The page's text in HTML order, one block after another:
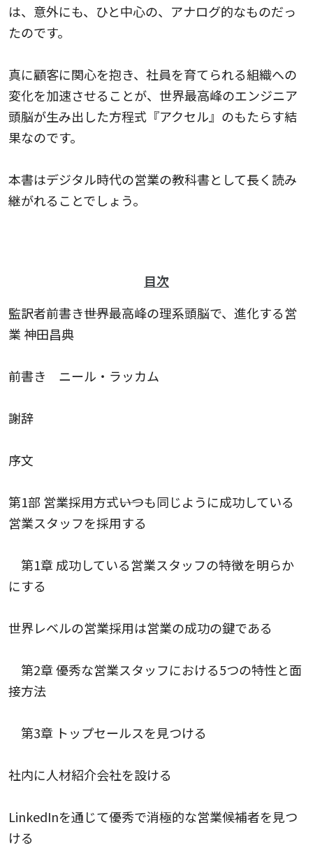
は、意外にも、ひと中心の、アナログ的なものだっ
たのです。
真に顧客に関心を抱き、社員を育てられる組織への
変化を加速させることが、世界最高峰のエンジニア
頭脳が生み出した方程式『アクセル』のもたらす結
果なのです。
本書はデジタル時代の営業の教科書として長く読み
継がれることでしょう。
目次
監訳者前書き――世界最高峰の理系頭脳で、進化する営
業 神田昌典
前書き ニール・ラッカム
謝辞
序文
第1部 営業採用方式――いつも同じように成功している
営業スタッフを採用する
第1章 成功している営業スタッフの特徴を明らか
にする
世界レベルの営業採用は営業の成功の鍵である
第2章 優秀な営業スタッフにおける5つの特性と面
接方法
第3章 トップセールスを見つける
社内に人材紹介会社を設ける
LinkedInを通じて優秀で消極的な営業候補者を見つ
ける